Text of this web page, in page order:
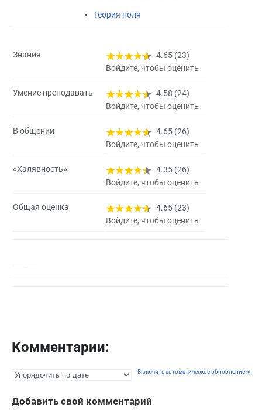
Теория поля
Знания
4.65 (23)
Войдите, чтобы оценить
Умение преподавать
4.58 (24)
Войдите, чтобы оценить
В общении
4.65 (26)
Войдите, чтобы оценить
«Халявность»
4.35 (26)
Войдите, чтобы оценить
Общая оценка
4.65 (23)
Войдите, чтобы оценить
Комментарии:
Включить автоматическое обновление
Добавить свой комментарий